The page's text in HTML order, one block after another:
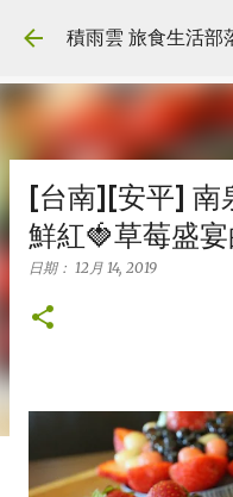
跳
積雨雲 旅食生活
[台南][安平] 南
鮮紅🍓草莓盛
日期： 12月 14, 2019